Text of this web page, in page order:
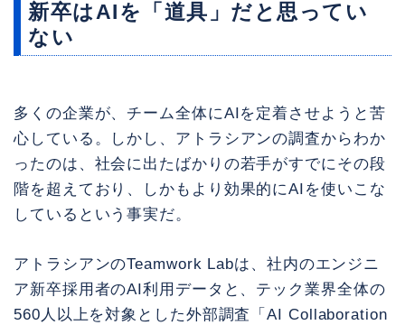
新卒はAIを「道具」だと思ってい
ない
多くの企業が、チーム全体にAIを定着させようと苦
心している。しかし、アトラシアンの調査からわか
ったのは、社会に出たばかりの若手がすでにその段
階を超えており、しかもより効果的にAIを使いこな
しているという事実だ。
アトラシアンのTeamwork Labは、社内のエンジニ
ア新卒採用者のAI利用データと、テック業界全体の
560人以上を対象とした外部調査「AI Collaboration